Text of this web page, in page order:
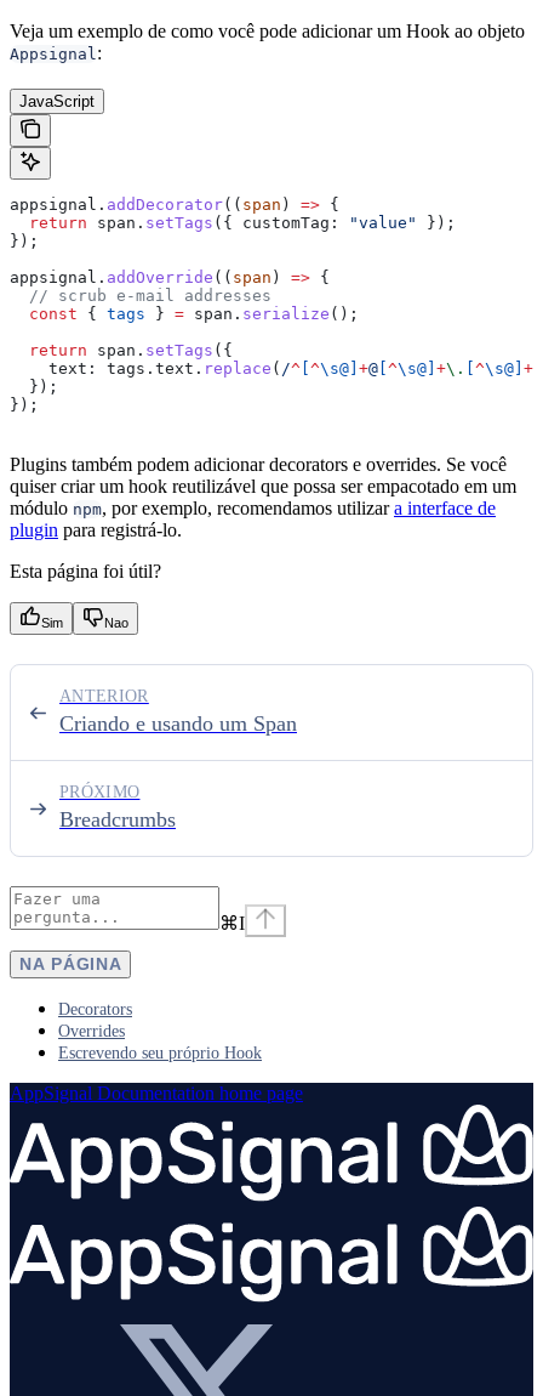
Veja um exemplo de como você pode adicionar um Hook ao objeto
Appsignal :
JavaScript
appsignal . addDecorator(( span ) => {
  return
span . setTags ({ customTag: "value"
});
});
appsignal . addOverride (( span ) => {
  // scrub e-mail addresses
  const
{ tags } = span . serialize ();
  return
span . setTags ({
    text:
tags . text . replace ( /^ [^\s@] +@ [^\s@] +\. [^\s@] +
  });
});
Plugins também podem adicionar decorators e overrides. Se você
quiser criar um hook reutilizável que possa ser empacotado em um
módulo npm, por exemplo, recomendamos utilizara interface de
plugin para registrá-lo.
Esta página foi útil?
Sim Nao
Criando e usando um Span
ANTERIOR
Breadcrumbs
PRÓXIMO
⌘I
NA PÁGINA
Decorators
Overrides
Escrevendo seu próprio Hook
AppSignal Documentation home page